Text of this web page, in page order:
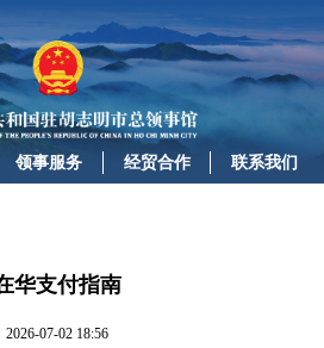
领事服务 经贸合作 联系我们
华支付指南
2026-07-02 18:56